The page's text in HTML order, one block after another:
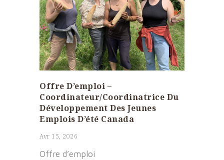
Offre D’emploi –
Coordinateur/Coordinatrice Du
Développement Des Jeunes
Emplois D’été Canada
Avr 15, 2026
Offre d’emploi